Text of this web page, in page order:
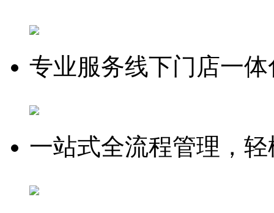
专业服务线下门店一
一站式全流程管理，